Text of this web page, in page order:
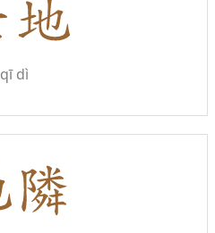
qī dì